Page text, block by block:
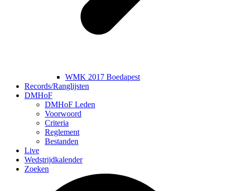
WMK 2017 Boedapest
Records/Ranglijsten
DMHoF
DMHoF Leden
Voorwoord
Criteria
Reglement
Bestanden
Live
Wedstrijdkalender
Zoeken